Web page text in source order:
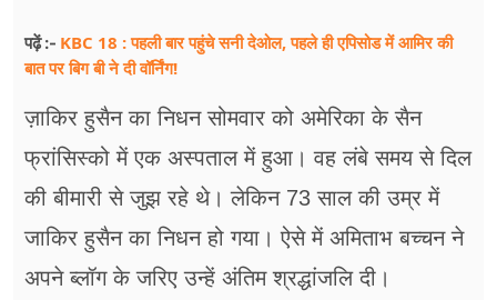
अन्य खबरें
पढ़ें :- KBC 18 : पहली बार पहुंचे सनी देओल, पहले ही एपिसोड में आमिर की
बात पर बिग बी ने दी वॉर्निंग!
ज़ाकिर हुसैन का निधन सोमवार को अमेरिका के सैन
फ्रांसिस्को में एक अस्पताल में हुआ। वह लंबे समय से दिल
की बीमारी से जुझ रहे थे। लेकिन 73 साल की उम्र में
जाकिर हुसैन का निधन हो गया। ऐसे में अमिताभ बच्चन ने
अपने ब्लॉग के जरिए उन्हें अंतिम श्रद्धांजलि दी।